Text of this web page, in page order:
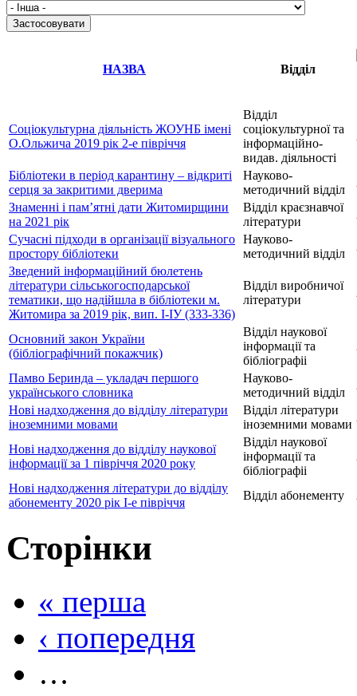
НАЗВА Відділ
Соціокультурна діяльність ЖОУНБ імені
О.Ольжича 2019 рік 2-е півріччя
Відділ
соціокультурної та
інформаційно-
видав. діяльності
Бібліотеки в період карантину – відкриті
серця за закритими дверима
Науково-
методичний відділ
Знаменні і пам’ятні дати Житомирщини
на 2021 рік
Відділ краєзнавчої
літератури
Сучасні підходи в організації візуального
простору бібліотеки
Науково-
методичний відділ
Зведений інформаційний бюлетень
літератури сільськогосподарської
тематики, що надійшла в бібліотеки м.
Житомира за 2019 рік, вип. І-ІУ (333-336)
Відділ виробничої
літератури
Основний закон України
(бібліографічний покажчик)
Відділ наукової
інформації та
бібліографіі
Памво Беринда – укладач першого
українського словника
Науково-
методичний відділ
Нові надходження до відділу літератури
іноземними мовами
Відділ літератури
іноземними мовами
Нові надходження до відділу наукової
інформації за 1 півріччя 2020 року
Відділ наукової
інформації та
бібліографіі
Нові надходження літератури до відділу
абонементу 2020 рік І-е півріччя
Відділ абонементу
Сторінки
« перша
‹ попередня
…